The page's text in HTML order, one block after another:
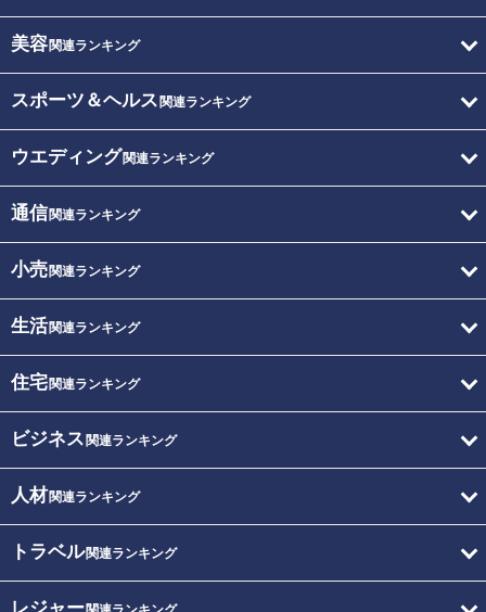
美容関連ランキング
スポーツ＆ヘルス 関連ランキング
ウエディング関連ランキング
通信関連ランキング
小売関連ランキング
生活関連ランキング
住宅関連ランキング
ビジネス 関連ランキング
人材関連ランキング
トラベル関連ランキング